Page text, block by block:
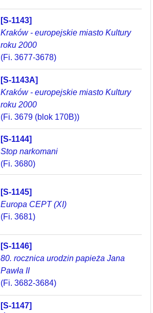
[S-1143]
Kraków - europejskie miasto Kultury
roku 2000
(Fi. 3677-3678)
[S-1143A]
Kraków - europejskie miasto Kultury
roku 2000
(Fi. 3679 (blok 170B))
[S-1144]
Stop narkomani
(Fi. 3680)
[S-1145]
Europa CEPT (XI)
(Fi. 3681)
[S-1146]
80. rocznica urodzin papieża Jana
Pawła II
(Fi. 3682-3684)
[S-1147]